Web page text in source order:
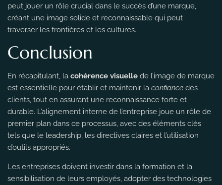
peut jouer un rôle crucial dans le succès d’une marque,
créant une image solide et reconnaissable qui peut
traverser les frontières et les cultures.
Conclusion
En récapitulant, la cohérence visuelle de l’image de marque
est essentielle pour établir et maintenir la confiance des
clients, tout en assurant une reconnaissance forte et
durable. L’alignement interne de l’entreprise joue un rôle de
premier plan dans ce processus, avec des éléments clés
tels que le leadership, les directives claires et l’utilisation
d’outils appropriés.
Les entreprises doivent investir dans la formation et la
sensibilisation de leurs employés, adopter des technologies